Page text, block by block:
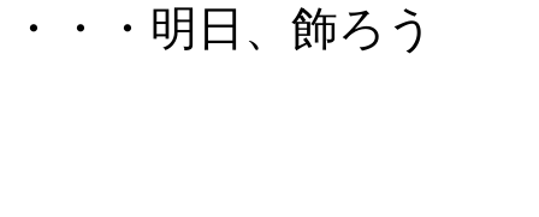
・・・明日、飾ろう